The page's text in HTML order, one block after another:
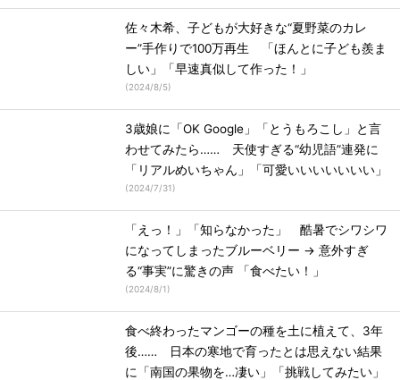
佐々木希、子どもが大好きな“夏野菜のカレ
ー”手作りで100万再生 「ほんとに子ども羨ま
しい」「早速真似して作った！」
(2024/8/5)
3歳娘に「OK Google」「とうもろこし」と言
わせてみたら…… 天使すぎる“幼児語”連発に
「リアルめいちゃん」「可愛いいいいいいい」
(2024/7/31)
「えっ！」「知らなかった」 酷暑でシワシワ
になってしまったブルーベリー → 意外すぎ
る“事実”に驚きの声 「食べたい！」
(2024/8/1)
食べ終わったマンゴーの種を土に植えて、3年
後…… 日本の寒地で育ったとは思えない結果
に「南国の果物を…凄い」「挑戦してみたい」